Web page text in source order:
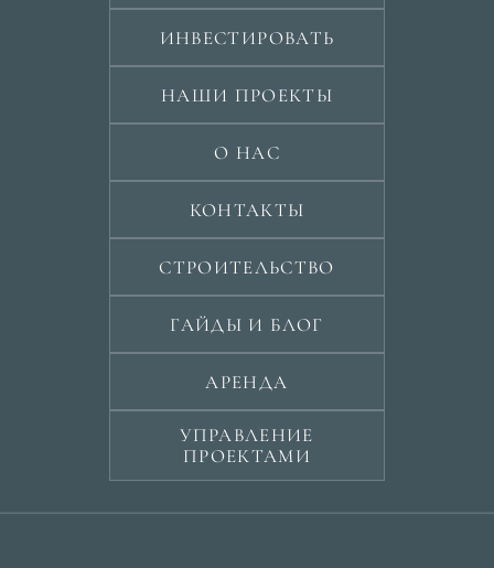
ИНВЕСТИРОВАТЬ
НАШИ ПРОЕКТЫ
О НАС
КОНТАКТЫ
СТРОИТЕЛЬСТВО
ГАЙДЫ И БЛОГ
АРЕНДА
УПРАВЛЕНИЕ
ПРОЕКТАМИ